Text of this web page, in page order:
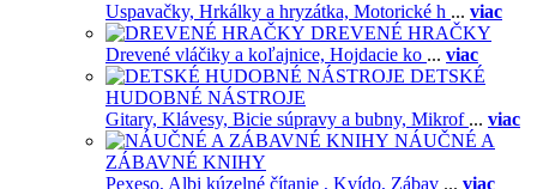
Uspavačky, Hrkálky a hryzátka, Motorické h ... viac
DREVENÉ HRAČKY
Drevené vláčiky a koľajnice, Hojdacie ko ... viac
DETSKÉ
HUDOBNÉ NÁSTROJE
Gitary, Klávesy, Bicie súpravy a bubny, Mikrof ... viac
NÁUČNÉ A
ZÁBAVNÉ KNIHY
Pexeso, Albi kúzelné čítanie , Kvído, Zábav ... viac